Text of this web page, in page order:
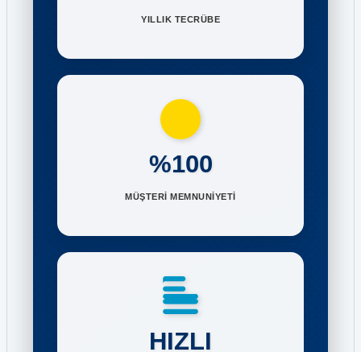
YILLIK TECRÜBE
%100
MÜŞTERİ MEMNUNİYETİ
HIZLI